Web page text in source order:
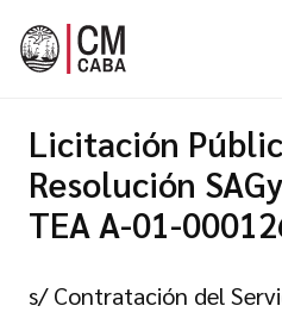
Licitación
Resolución
TEA A-01-
s/ Contratación del